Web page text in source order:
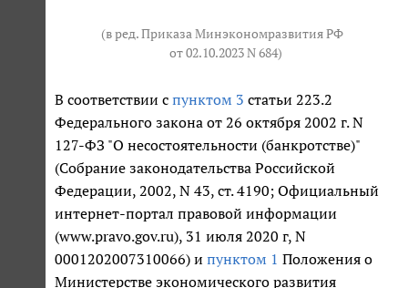
(в ред. Приказа Минэкономразвития РФ
от 02.10.2023 N 684)
В соответствии с пунктом 3 статьи 223.2
Федерального закона от 26 октября 2002 г. N
127-ФЗ "О несостоятельности (банкротстве)"
(Собрание законодательства Российской
Федерации, 2002, N 43, ст. 4190; Официальный
интернет-портал правовой информации
(www.pravo.gov.ru), 31 июля 2020 г, N
0001202007310066) и пунктом 1 Положения о
Министерстве экономического развития